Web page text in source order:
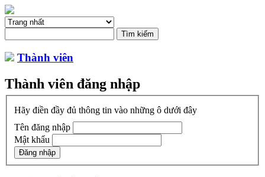
Thành viên
Thành viên đăng nhập
Hãy điền đầy đủ thông tin vào những ô dưới đây
Tên đăng nhập
Mật khẩu